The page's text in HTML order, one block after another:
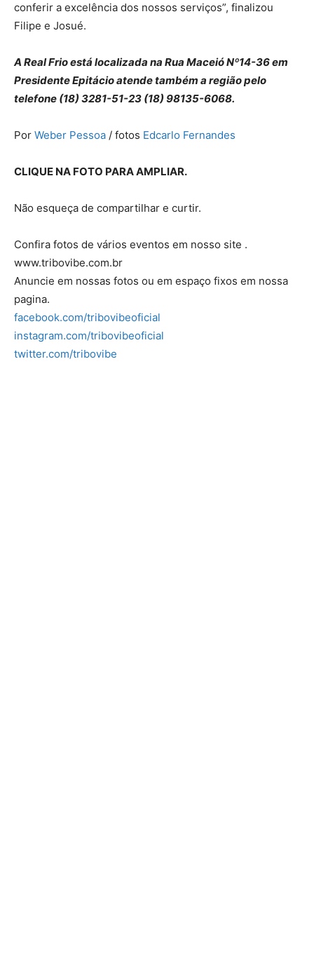
conferir a excelência dos nossos serviços”, finalizou
Filipe e Josué.
A Real Frio está localizada na Rua Maceió Nº14-36 em
Presidente Epitácio atende também a região pelo
telefone (18) 3281-51-23 (18) 98135-6068.
Por Weber Pessoa / fotos Edcarlo Fernandes
CLIQUE NA FOTO PARA AMPLIAR.
Não esqueça de compartilhar e curtir.
Confira fotos de vários eventos em nosso site .
www.tribovibe.com.br
Anuncie em nossas fotos ou em espaço fixos em nossa
pagina.
facebook.com/tribovibeoficial
instagram.com/tribovibeoficial
twitter.com/tribovibe